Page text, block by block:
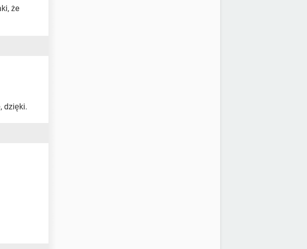
że
dzięki.